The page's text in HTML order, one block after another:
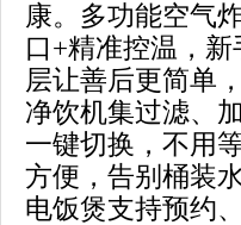
康。多功能空气
口+精准控温，
层让善后更简单
净饮机集过滤、
一键切换，不用
方便，告别桶装
电饭煲支持预约